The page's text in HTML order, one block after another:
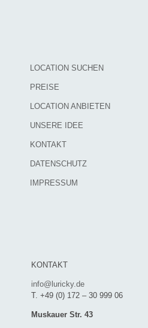
LOCATION SUCHEN
PREISE
LOCATION ANBIETEN
UNSERE IDEE
KONTAKT
DATENSCHUTZ
IMPRESSUM
KONTAKT
info@luricky.de
T. +49 (0) 172 – 30 999 06
Muskauer Str. 43